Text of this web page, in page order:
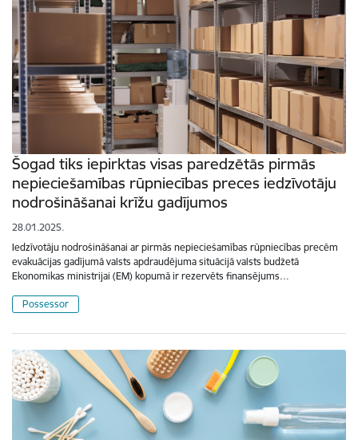
Šogad tiks iepirktas visas paredzētās pirmās
nepieciešamības rūpniecības preces iedzīvotāju
nodrošināšanai krīžu gadījumos
28.01.2025.
Iedzīvotāju nodrošināšanai ar pirmās nepieciešamības rūpniecības precēm
evakuācijas gadījumā valsts apdraudējuma situācijā valsts budžetā
Ekonomikas ministrijai (EM) kopumā ir rezervēts finansējums…
Possessor